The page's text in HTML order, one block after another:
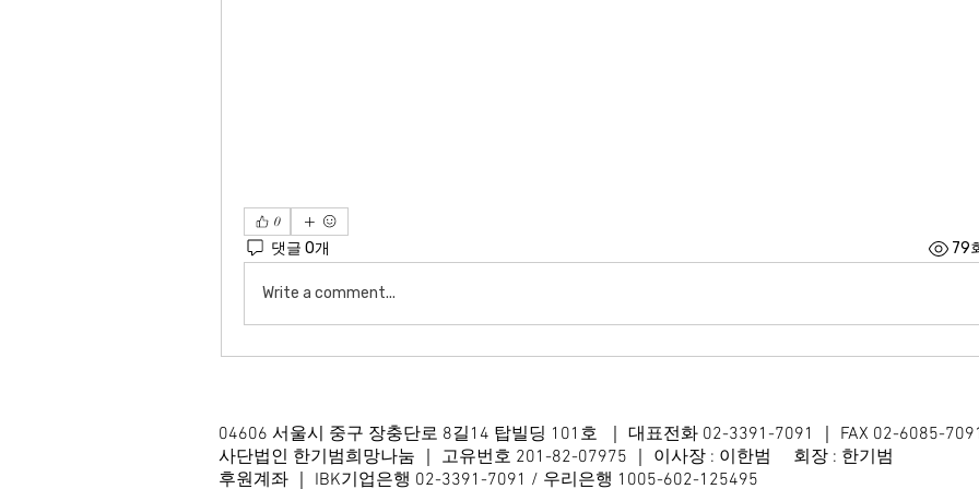
0
댓글 0개 79
Write a comment...
04606 서울시 중구 장충단로 8길14 탑빌딩 101호
｜ 대표전화 02-3391-7091 ｜ FAX 02-6085-7091
사단법인 한기범희망나눔 ｜ 고유번호 201-82-07975 ｜ 이사장 : 이한범 회장 : 한기범
후원계좌 ｜ IBK기업은행 02-3391-7091 / 우리은행 1005-602-125495